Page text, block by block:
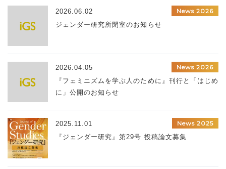
2026.06.02
News 2026
ジェンダー研究所閉室のお知らせ
2026.04.05
News 2026
『フェミニズムを学ぶ人のために』刊行と「はじめ
に」公開のお知らせ
2025.11.01
News 2025
『ジェンダー研究』第29号 投稿論文募集